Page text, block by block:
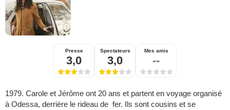
Presse
3,0
Spectateurs
3,0
Mes amis
--
1979. Carole et Jérôme ont 20 ans et partent en voyage organisé
à Odessa, derrière le rideau de fer. Ils sont cousins et se